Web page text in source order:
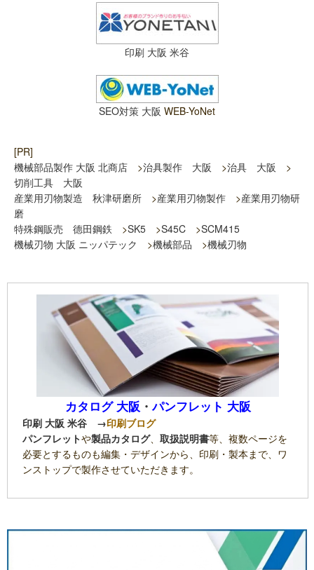
印刷 大阪 米谷
SEO対策 大阪 WEB-YoNet
[PR]
機械部品製作 大阪 北商店 >治具製作 大阪 >治具 大阪 >
切削工具 大阪
産業用刃物製造 秋津研磨所 >産業用刃物製作 >産業用刃物研
磨
特殊鋼販売 德田鋼鉄 >SK5 >S45C >SCM415
機械刃物 大阪 ニッパテック >機械部品 >機械刃物
カタログ 大阪 ・パンフレット 大阪
印刷 大阪 米谷 →印刷ブログ
パンフレットや製品カタログ、取扱説明書等、複数ページを
必要とするものも編集・デザインから、印刷・製本まで、ワ
ンストップで製作させていただきます。